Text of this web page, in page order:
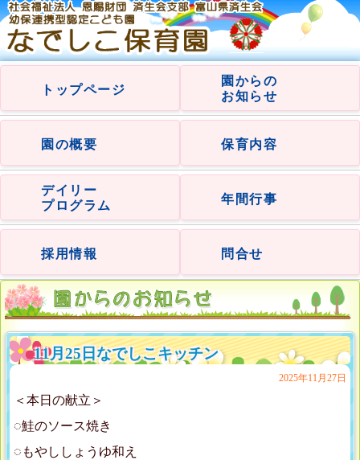
トップページ
園からの
お知らせ
園の概要 保育内容
デイリー
プログラム
年間行事
採用情報 問合せ
11月25日なでしこキッチン
2025年11月27日
＜本日の献立＞
◌鮭のソース焼き
◌もやししょうゆ和え